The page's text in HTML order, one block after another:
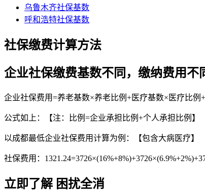
乌鲁木齐社保基数
呼和浩特社保基数
社保缴费计算方法
企业社保缴费基数不同，缴纳费用不
企业社保费用=养老基数×养老比例+医疗基数×医疗比
公式如上：【注：比例=企业承担比例+个人承担比例】
以成都最低企业社保费用计算为例：【包含大病医疗】
社保费用：
立即了解 困扰全消